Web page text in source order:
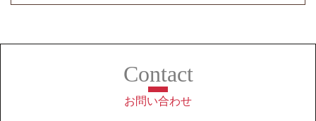
お問い合わせ